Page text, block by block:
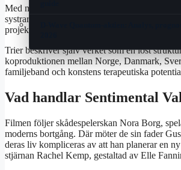
Med manus av Trier och Eskil Vogt
systrarna Nora och Agnes som tvingas
projekt.
Trier beskriver själv verket som en löst
koproduktionen mellan Norge, Danmark,
familjeband och konstens terapeutiska
Vad handlar Sentimental
Filmen följer skådespelerskan Nora Borg,
moderns bortgång. Där möter de sin fader
deras liv kompliceras av att han planerar en
stjärnan Rachel Kemp, gestaltad av Elle